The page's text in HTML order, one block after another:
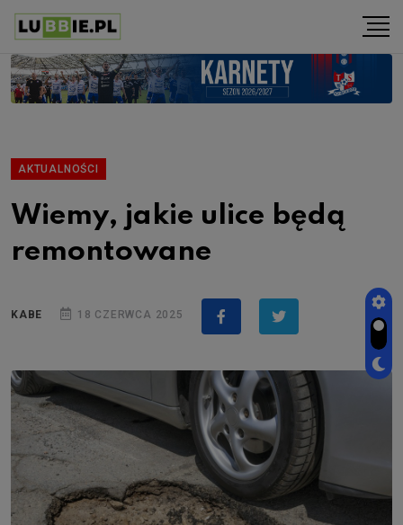
AKTUALNOŚCI
Wiemy, jakie ulice będą
remontowane
KABE 18 CZERWCA 2025